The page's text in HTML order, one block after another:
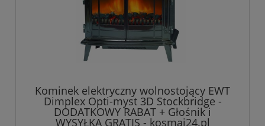
Kominek elektryczny wolnostojący EWT
Dimplex Opti-myst 3D Stockbridge -
DODATKOWY RABAT + Głośnik i
WYSYŁKA GRATIS - kosmaj24.pl